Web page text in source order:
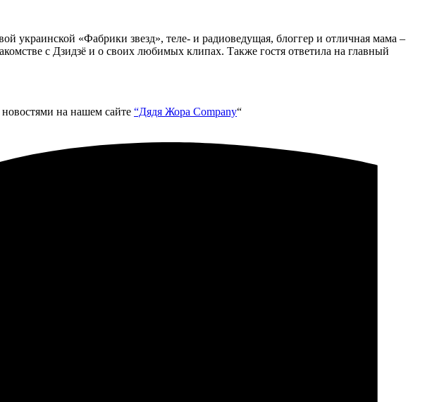
«Фабрики звезд», теле- и радиоведущая, блоггер и отличная мама –
с Дзидзё и о своих любимых клипах. Также гостя ответила на главный
новостями на нашем сайте “Дядя Жора Company“